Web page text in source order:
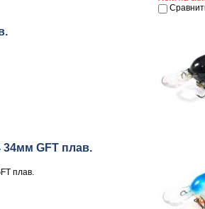
GFT плав.
плав.